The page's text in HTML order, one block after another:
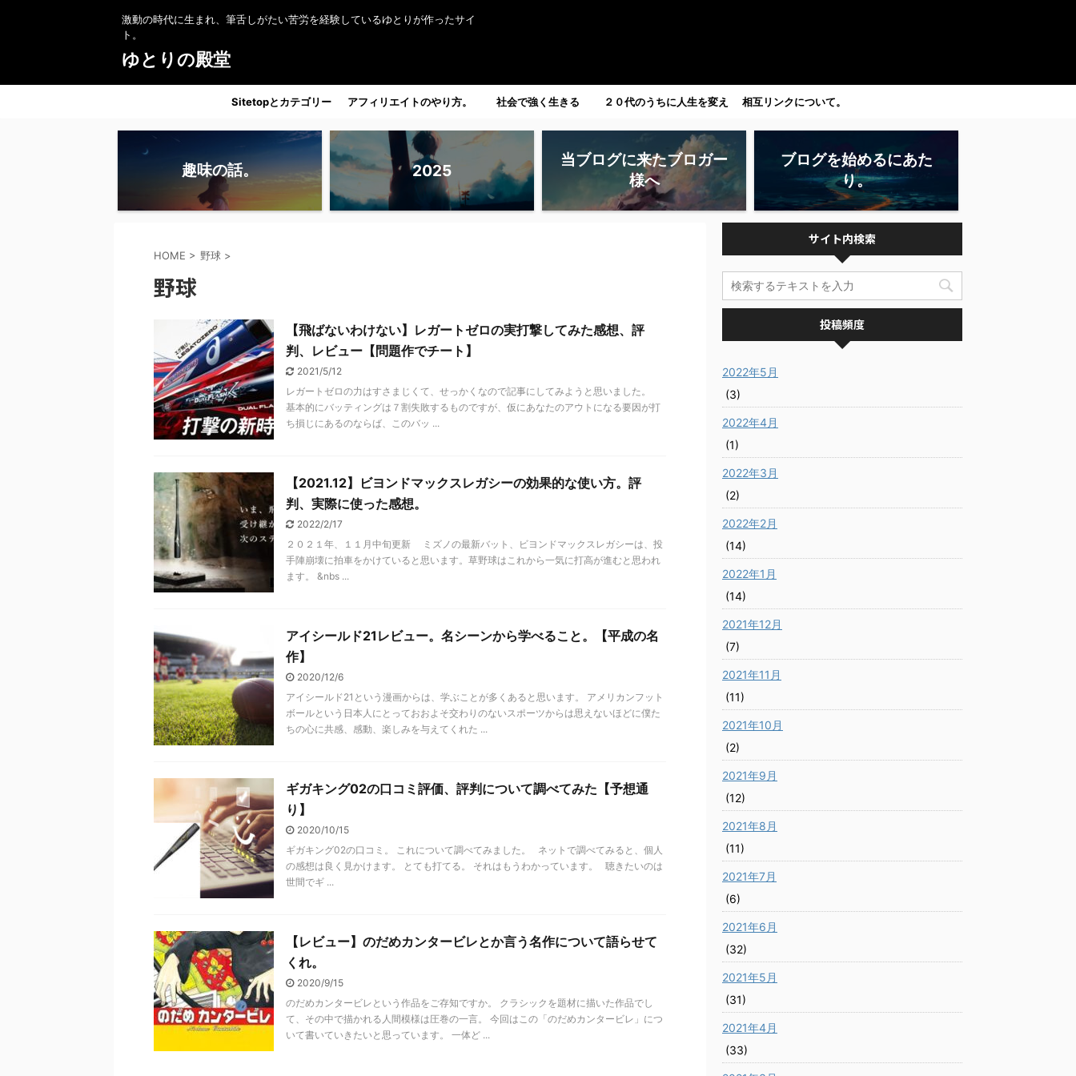
激動の時代に生まれ、筆舌しがたい苦労を経験しているゆとりが作ったサイ
ト。
ゆとりの殿堂
Sitetopとカテゴリー アフィリエイトのやり方。 社会で強く生きる ２０代のうちに人生を変え
たい人へ。
相互リンクについて。
趣味の話。 2025
当ブログに来たブロガー
様へ
ブログを始めるにあた
り。
HOME > 野球 >
野球
【飛ばないわけない】レガートゼロの実打撃してみた感想、評
判、レビュー【問題作でチート】
2021/5/12
レガートゼロの力はすさまじくて、せっかくなので記事にしてみようと思いました。
基本的にバッティングは７割失敗するものですが、仮にあなたのアウトになる要因が打
ち損じにあるのならば、このバッ ...
【2021.12】ビヨンドマックスレガシーの効果的な使い方。評
判、実際に使った感想。
2022/2/17
２０２１年、１１月中旬更新 ミズノの最新バット、ビヨンドマックスレガシーは、投
手陣崩壊に拍車をかけていると思います。草野球はこれから一気に打高が進むと思われ
ます。 &nbs ...
アイシールド21レビュー。名シーンから学べること。【平成の名
作】
2020/12/6
アイシールド21という漫画からは、学ぶことが多くあると思います。 アメリカンフット
ボールという日本人にとっておおよそ交わりのないスポーツからは思えないほどに僕た
ちの心に共感、感動、楽しみを与えてくれた ...
ギガキング02の口コミ評価、評判について調べてみた【予想通
り】
2020/10/15
ギガキング02の口コミ。 これについて調べてみました。 ネットで調べてみると、個人
の感想は良く見かけます。 とても打てる。 それはもうわかっています。 聴きたいのは
世間でギ ...
【レビュー】のだめカンタービレとか言う名作について語らせて
くれ。
2020/9/15
のだめカンタービレという作品をご存知ですか。 クラシックを題材に描いた作品でし
て、その中で描かれる人間模様は圧巻の一言。 今回はこの「のだめカンタービレ」につ
いて書いていきたいと思っています。 一体ど ...
サイト内検索
投稿頻度
2022年5月
(3)
2022年4月
(1)
2022年3月
(2)
2022年2月
(14)
2022年1月
(14)
2021年12月
(7)
2021年11月
(11)
2021年10月
(2)
2021年9月
(12)
2021年8月
(11)
2021年7月
(6)
2021年6月
(32)
2021年5月
(31)
2021年4月
(33)